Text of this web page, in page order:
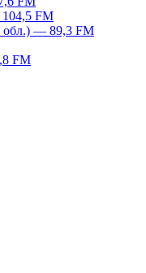
104,5 FM
обл.) — 89,3 FM
FM